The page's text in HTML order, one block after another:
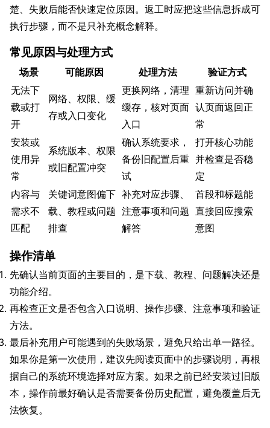
楚、失败后能否快速定位原因。返工时应把这些信息拆成可
执行步骤，而不是只补充概念解释。
常见原因与处理方式
场景 可能原因 处理方法
验证方式
无法下
载或打
开
网络、权限、缓
存或入口变化
更换网络，清理
缓存，核对页面
入口
重新访问并确
认页面返回正
常
安装或
使用异
常
系统版本、权限
或旧配置冲突
确认系统要求，
备份旧配置后重
试
打开核心功能
并检查是否稳
定
内容与
需求不
匹配
关键词意图偏下
载、教程或问题
排查
补充对应步骤、
注意事项和问题
解答
首段和标题能
直接回应搜索
意图
操作清单
先确认当前页面的主要目的，是下载、教程、问题解决还是
功能介绍。
再检查正文是否包含入口说明、操作步骤、注意事项和验证
方法。
最后补充用户可能遇到的失败场景，避免只给出单一路径。
如果你是第一次使用，建议先阅读页面中的步骤说明，再根
据自己的系统环境选择对应方案。如果之前已经安装过旧版
本，操作前最好确认是否需要备份历史配置，避免覆盖后无
法恢复。